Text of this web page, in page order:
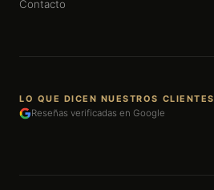
Contacto
LO QUE DICEN NUESTROS CLIENTES
Reseñas verificadas en Google